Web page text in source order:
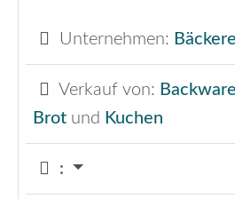
Unternehmen:
Verkauf von:
Brot und Kuchen
: